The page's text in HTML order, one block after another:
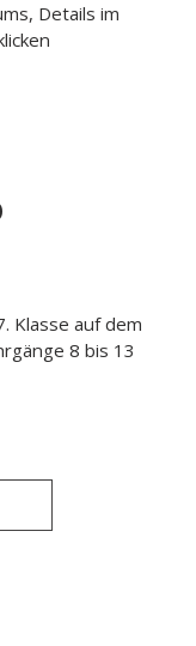
Details im
Klasse auf dem
8 bis 13